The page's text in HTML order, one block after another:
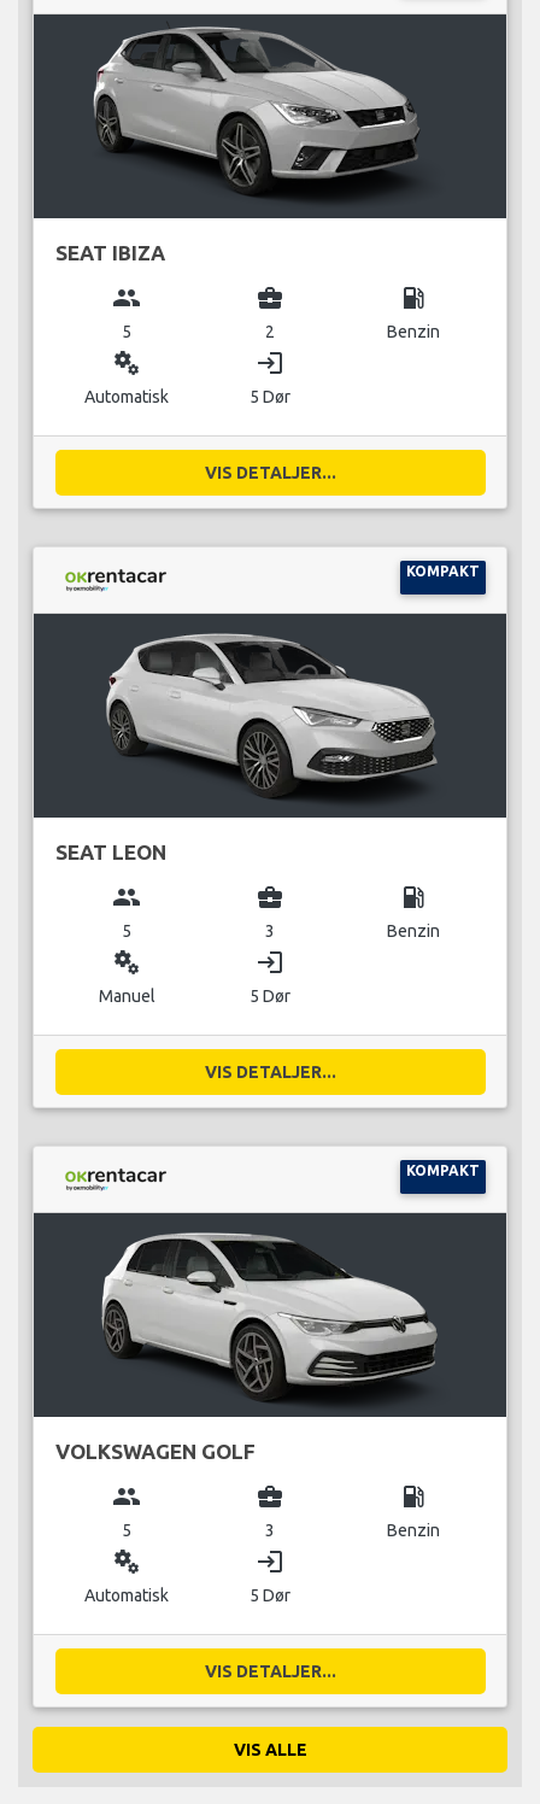
SEAT IBIZA
group
5
business_center
2
local_gas_station
Benzin
miscellaneous_services
Automatisk
login
5 Dør
VIS DETALJER...
KOMPAKT
SEAT LEON
group
5
business_center
3
local_gas_station
Benzin
miscellaneous_services
Manuel
login
5 Dør
VIS DETALJER...
KOMPAKT
VOLKSWAGEN GOLF
group
5
business_center
3
local_gas_station
Benzin
miscellaneous_services
Automatisk
login
5 Dør
VIS DETALJER...
VIS ALLE